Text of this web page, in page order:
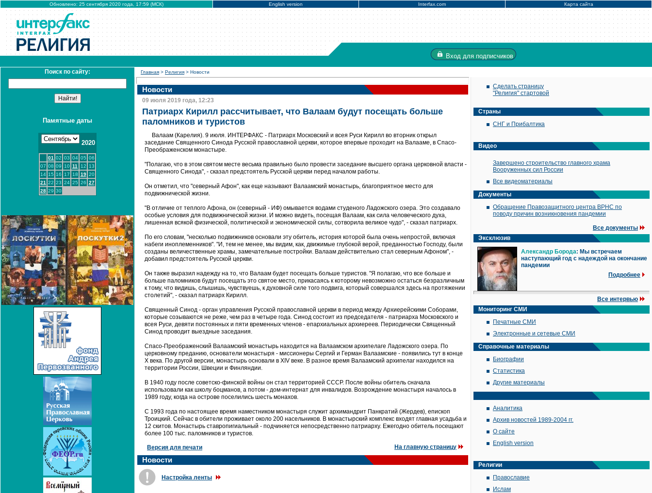
Обновлено: 25 сентября 2020 года, 17:59 (МСК) English version Interfax.com Карта сайта
Вход для подписчиков
Поиск по сайту:
Памятные даты
2020
01 02 03 04 05 06
07 08 09 10 11 12
13
14 15 16 17 18 19 20
21 22 23 24 25 26 27
28 29 30
Главная > Религия > Новости
Новости
09 июля 2019 года, 12:23
Патриарх Кирилл рассчитывает, что Валаам будут посещать больше
паломников и туристов
Валаам (Карелия). 9 июля. ИНТЕРФАКС - Патриарх Московский и всея Руси Кирилл во вторник открыл
заседание Священного Синода Русской православной церкви, которое впервые проходит на Валааме, в Спасо-
Преображенском монастыре.
"Полагаю, что в этом святом месте весьма правильно было провести заседание высшего органа церковной власти -
Священного Синода", - сказал предстоятель Русской церкви перед началом работы.
Он отметил, что "северный Афон", как еще называют Валаамский монастырь, благоприятное место для
подвижнической жизни.
"В отличие от теплого Афона, он (северный - ИФ) омывается водами студеного Ладожского озера. Это создавало
особые условия для подвижнической жизни. И можно видеть, посещая Валаам, как сила человеческого духа,
лишенная всякой физической, политической и экономической силы, сотворила великое чудо", - сказал патриарх.
По его словам, "несколько подвижников основали эту обитель, история которой была очень непростой, включая
набеги иноплеменников". "И, тем не менее, мы видим, как, движимые глубокой верой, преданностью Господу, были
созданы величественные храмы, замечательные постройки. Валаам действительно стал северным Афоном", -
добавил предстоятель Русской церкви.
Он также выразил надежду на то, что Валаам будет посещать больше туристов. "Я полагаю, что все больше и
больше паломников будут посещать это святое место, прикасаясь к которому невозможно остаться безразличным
к тому, что видишь, слышишь, чувствуешь, к духовной силе того подвига, который совершался здесь на протяжении
столетий", - сказал патриарх Кирилл.
Священный Синод - орган управления Русской православной церкви в период между Архиерейскими Соборами,
которые созываются не реже, чем раз в четыре года. Синод состоит из председателя - патриарха Московского и
всея Руси, девяти постоянных и пяти временных членов - епархиальных архиереев. Периодически Священный
Синод проводит выездные заседания.
Спасо-Преображенский Валаамский монастырь находится на Валаамском архипелаге Ладожского озера. По
церковному преданию, основатели монастыря - миссионеры Сергий и Герман Валаамские - появились тут в конце
X века. По другой версии, монастырь основали в XIV веке. В разное время Валаамский архипелаг находился на
территории России, Швеции и Финляндии.
В 1940 году после советско-финской войны он стал территорией СССР. После войны обитель сначала
использовали как школу боцманов, а потом - дом-интернат для инвалидов. Возрождение монастыря началось в
1989 году, когда на острове поселились шесть монахов.
С 1993 года по настоящее время наместником монастыря служит архимандрит Панкратий (Жердев), епископ
Троицкий. Сейчас в обители проживает около 200 насельников. В монастырский комплекс входят главная усадьба и
12 скитов. Монастырь ставропигиальный - подчиняется непосредственно патриарху. Ежегодно обитель посещают
более 100 тыс. паломников и туристов.
Версия для печати На главную страницу
Новости
Настройка ленты
Сделать страницу
"Религия" стартовой
Страны
СНГ и Прибалтика
Видео
Завершено строительство главного храма
Вооруженных сил России
Все видеоматериалы
Документы
Обращение Правозащитного центра ВРНС по
поводу причин возникновения пандемии
Все документы
Эксклюзив
Александр Борода: Мы встречаем
наступающий год с надеждой на окончание
пандемии
Подробнее
Все интервью
Мониторинг СМИ
Печатные СМИ
Электронные и сетевые СМИ
Справочные материалы
Биографии
Статистика
Другие материалы
Аналитика
Архив новостей 1989-2004 гг.
О сайте
English version
Религии
Православие
Ислам